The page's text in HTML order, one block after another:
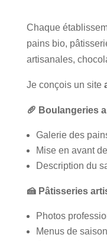
Chaque
pains bio,
artisanales,
Je conçois un site
🥖 Boulangeries
Galerie des
Mise en avant
Description du
🍰Pâtisseries
Photos
Menus de saison